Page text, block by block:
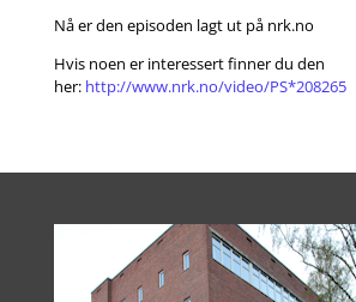
Nå er den episoden lagt ut på nrk.no
Hvis noen er interessert finner du den
her: http://www.nrk.no/video/PS*208265